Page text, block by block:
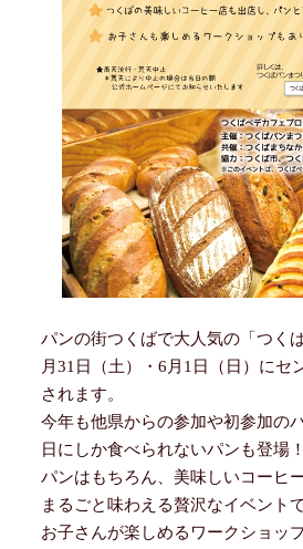
パンの街つくばで大人気の「つく
月31日（土）・6月1日（日）にセ
されます。
今年も他県からの参加や初参加の
日にしか食べられないパンも登場！
パンはもちろん、美味しいコーヒ
まるごと味わえる贅沢なイベントで
お子さんが楽しめるワークショッ